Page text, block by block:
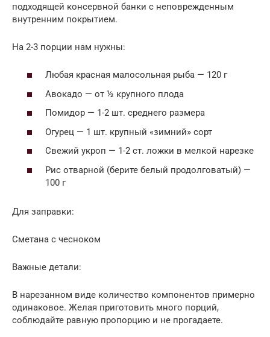
подходящей консервной банки с неповрежденным
внутренним покрытием.
На 2-3 порции нам нужны:
Любая красная малосольная рыба — 120 г
Авокадо — от ½ крупного плода
Помидор — 1-2 шт. среднего размера
Огурец — 1 шт. крупный «зимний» сорт
Свежий укроп — 1-2 ст. ложки в мелкой нарезке
Рис отварной (берите белый продолговатый) —
100 г
Для заправки:
Сметана с чесноком
Важные детали:
В нарезанном виде количество компонентов примерно
одинаковое. Желая приготовить много порций,
соблюдайте равную пропорцию и не прогадаете.